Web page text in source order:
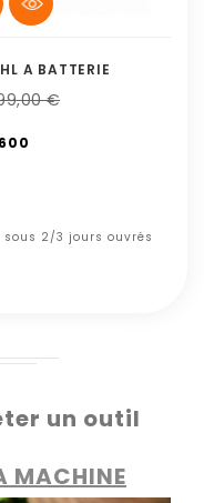
A BATTERIE
€
2/3 jours ouvrés
un outil
MACHINE